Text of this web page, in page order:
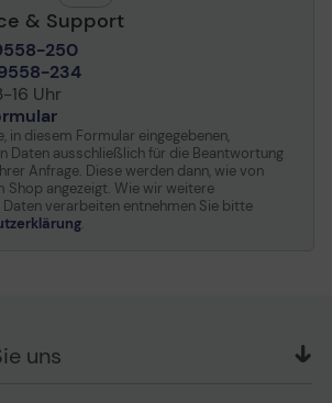
& Support
250
234
16 Uhr
in diesem Formular eingegebenen,
Daten ausschließlich für die Beantwortung
Anfrage. Diese werden dann, wie von
Shop angezeigt. Wie wir weitere
verarbeiten entnehmen Sie bitte
.
uns